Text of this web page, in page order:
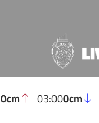
03:000cm